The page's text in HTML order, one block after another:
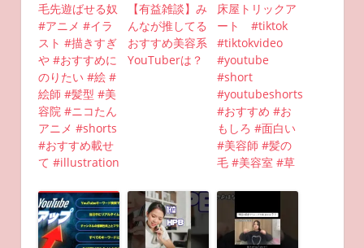
毛先遊ばせる奴
#アニメ #イラ
スト #描きすぎ
や #おすすめに
のりたい #絵 #
絵師 #髪型 #美
容院 #ニコたん
アニメ #shorts
#おすすめ載せ
て #illustration
【有益雑談】み
んなが推してる
おすすめ美容系
YouTuberは？
床屋トリックア
ート #tiktok
#tiktokvideo
#youtube
#short
#youtubeshorts
#おすすめ #お
もしろ #面白い
#美容師 #髪の
毛 #美容室 #草